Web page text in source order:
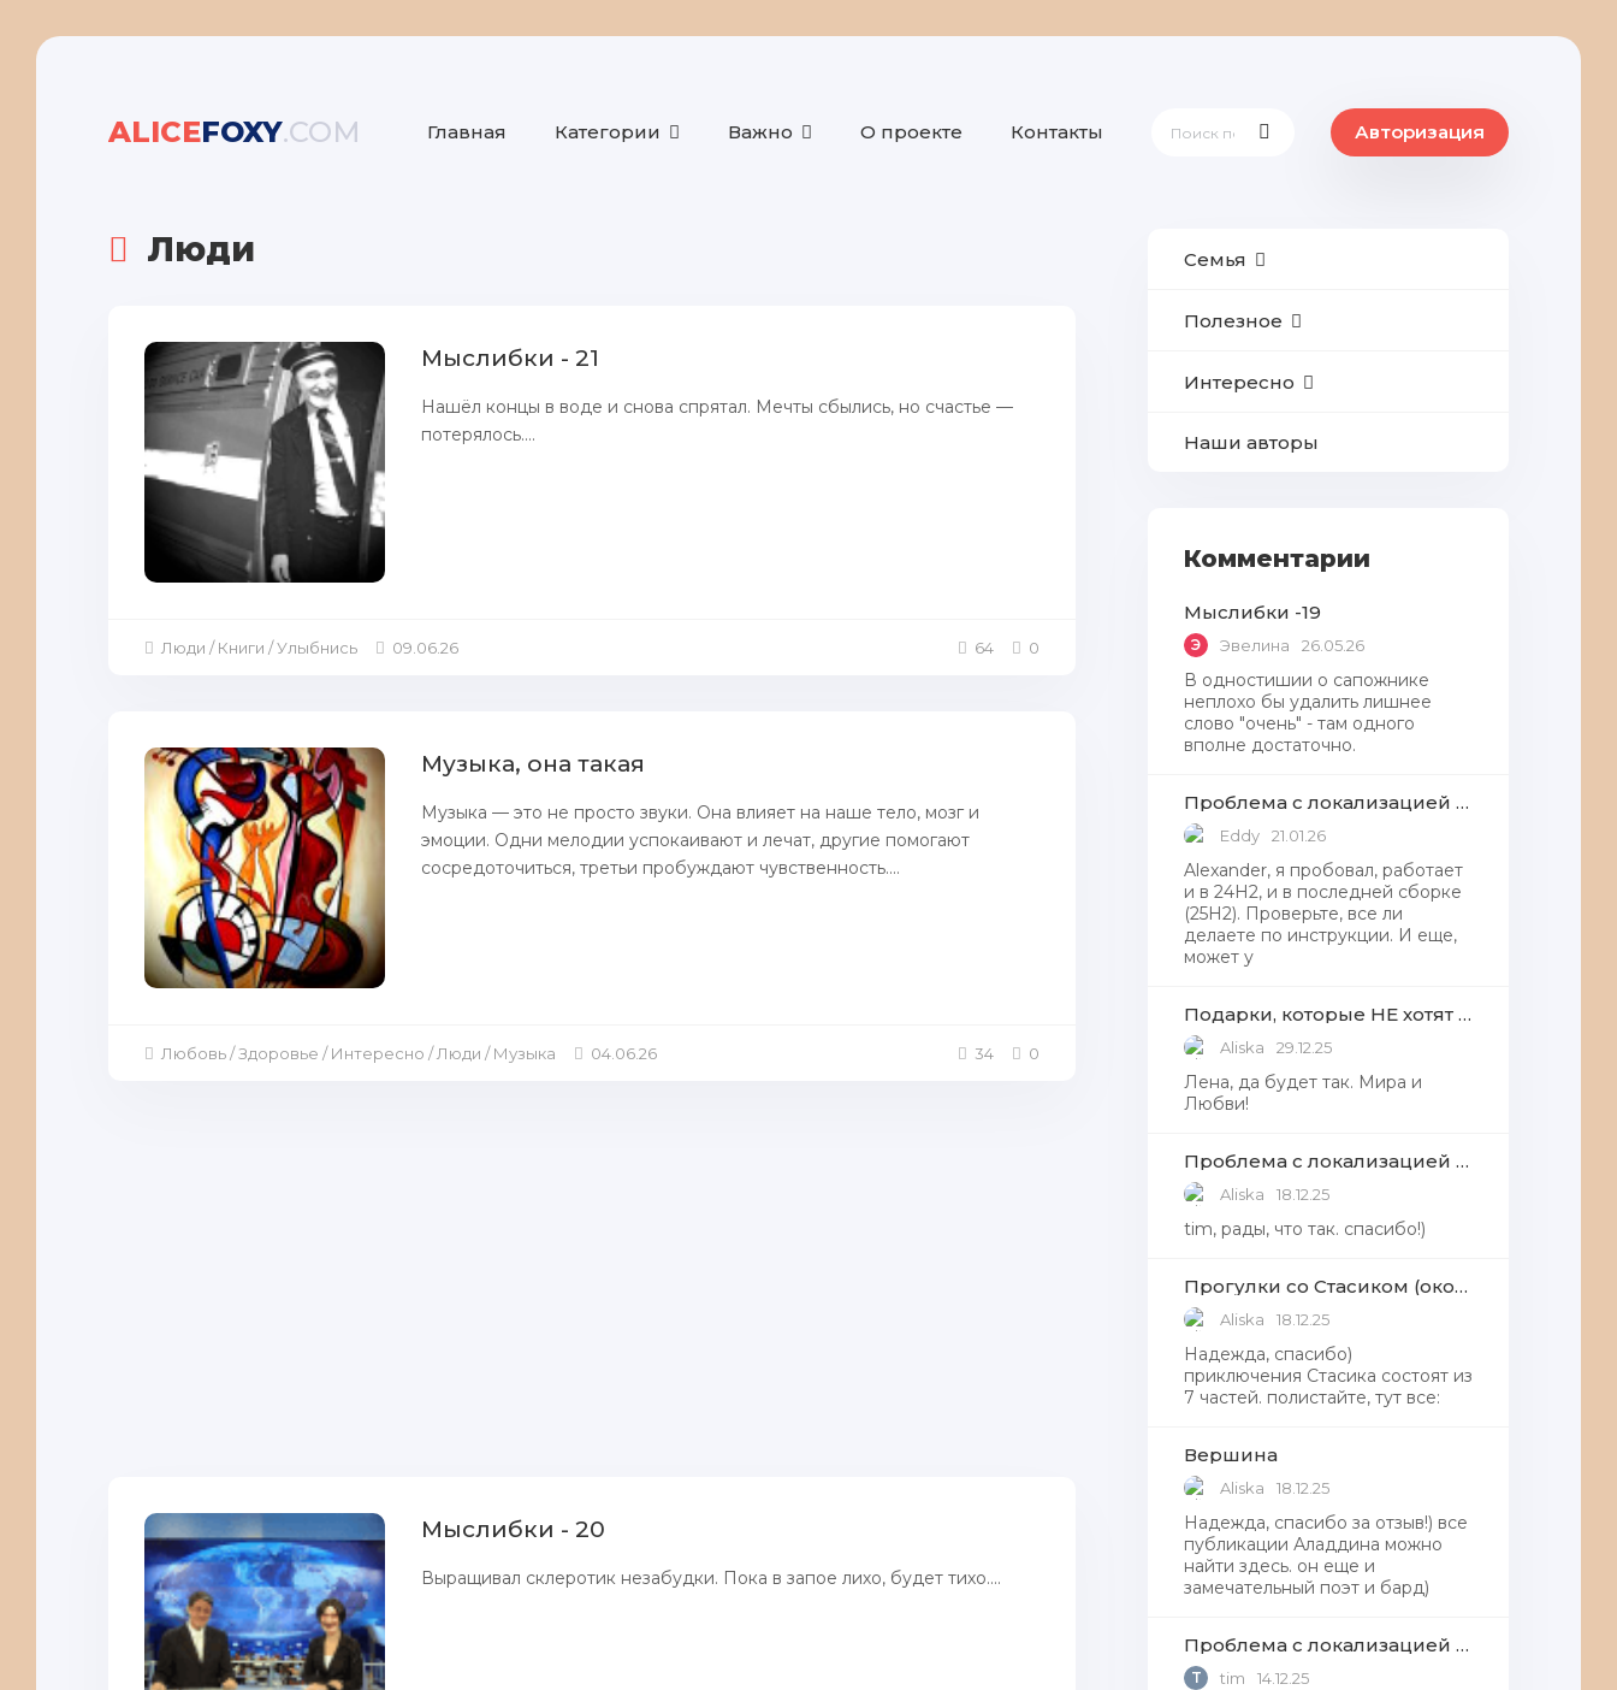
ALICEFOXY.COM Главная Категории Важно О проекте Контакты Авторизация
Люди
Мыслибки - 21
Нашёл концы в воде и снова спрятал. Мечты сбылись, но счастье —
потерялось....
Люди / Книги / Улыбнись 09.06.26 64 0
Музыка, она такая
Музыка — это не просто звуки. Она влияет на наше тело, мозг и
эмоции. Одни мелодии успокаивают и лечат, другие помогают
сосредоточиться, третьи пробуждают чувственность....
Любовь / Здоровье / Интересно / Люди / Музыка 04.06.26 34 0
Мыслибки - 20
Выращивал склеротик незабудки. Пока в запое лихо, будет тихо....
Семья
Полезное
Интересно
Наши авторы
Комментарии
Мыслибки -19
Э Эвелина 26.05.26
В одностишии о сапожнике
неплохо бы удалить лишнее
слово "очень" - там одного
вполне достаточно.
Проблема с локализацией языков Windows Defender, Microsoft Store в Windows 11
Eddy 21.01.26
Alexander, я пробовал, работает
и в 24H2, и в последней сборке
(25H2). Проверьте, все ли
делаете по инструкции. И еще,
может у
Подарки, которые НЕ хотят получать от Деда Мороза
Aliska 29.12.25
Лена, да будет так. Мира и
Любви!
Проблема с локализацией языков Windows Defender, Microsoft Store в Windows 11
Aliska 18.12.25
tim, рады, что так. спасибо!)
Прогулки со Стасиком (окончание)
Aliska 18.12.25
Надежда, спасибо)
приключения Стасика состоят из
7 частей. полистайте, тут все:
Вершина
Aliska 18.12.25
Надежда, cпасибо за отзыв!) все
публикации Аладдина можно
найти здесь. он еще и
замечательный поэт и бард)
Проблема с локализацией языков Windows Defender, Microsoft Store в Windows 11
T tim 14.12.25